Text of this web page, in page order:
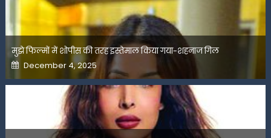
मुझे फिल्मों में शोपीस की तरह इस्तेमाल किया गया-शहनाज गिल
Posted
on
December 4, 2025